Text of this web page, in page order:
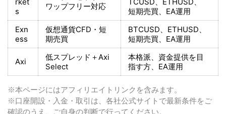
s
ワップフリー対応
短期売買、EA運用
Exn
ess
仮想通貨CFD・短
期売買
BTCUSD、ETHUSD、
短期売買、EA運用
Axi 低スプレッド＋Axi
Select
本格派、資金提供を目
指す方、EA運用
※本ページにはアフィリエイトリンクを含みます。
※口座開設・入金・取引は、各社公式サイトで最新条件をご
確認のうえ、ご自身の判断で行ってください。